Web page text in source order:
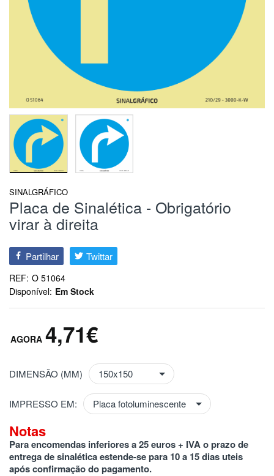
SINALGRÁFICO
Placa de Sinalética - Obrigatório
virar à direita
Partilhar Twittar
REF: O 51064
Disponível: Em Stock
4,71€
DIMENSÃO (MM)
IMPRESSO EM:
Notas
Para encomendas inferiores a 25 euros + IVA o prazo de
entrega de sinalética estende-se para 10 a 15 dias uteis
após confirmação do pagamento.